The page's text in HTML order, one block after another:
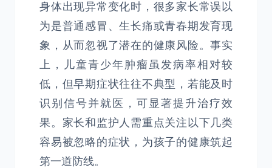
身体出现异常变化时，很多家长常误以
为是普通感冒、生长痛或青春期发育现
象，从而忽视了潜在的健康风险。事实
上，儿童青少年肿瘤虽发病率相对较
低，但早期症状往往不典型，若能及时
识别信号并就医，可显著提升治疗效
果。家长和监护人需重点关注以下几类
容易被忽略的症状，为孩子的健康筑起
第一道防线。